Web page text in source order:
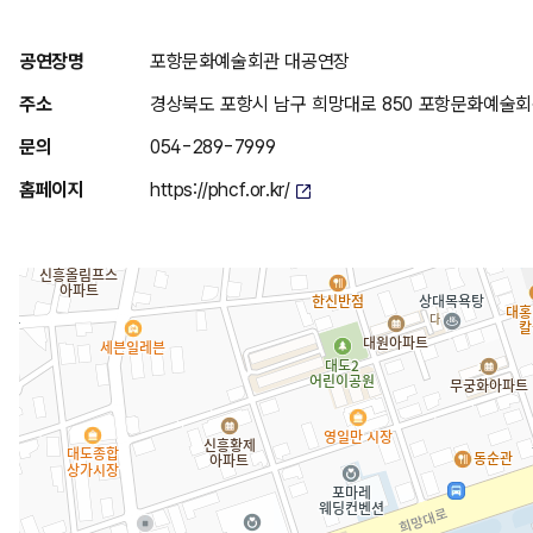
위
치
안
공연장명
포항문화예술회관 대공연장
주소
경상북도 포항시 남구 희망대로 850 포항문화예술
문의
054-289-7999
홈페이지
https://phcf.or.kr/